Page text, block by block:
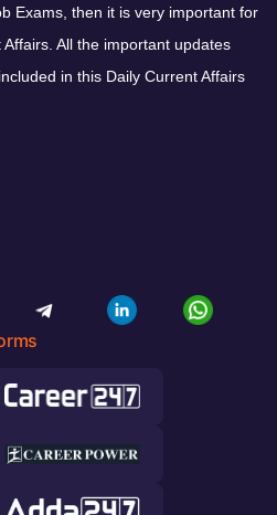
Exams, then it is very important for
All the important updates
in this Daily Current Affairs